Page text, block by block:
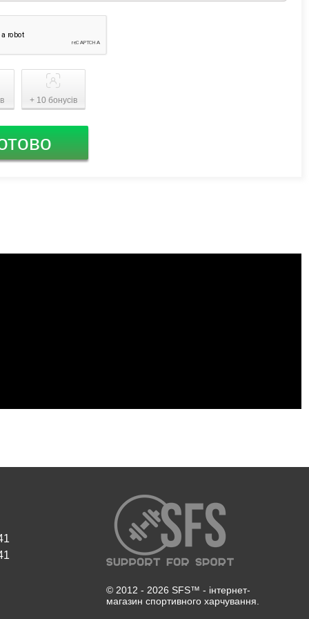
+ 10 бонусів
© 2012 - 2026 SFS™ - інтернет-
магазин спортивного харчування.